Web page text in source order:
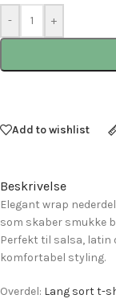
- +
Add to wishlist
Beskrivelse
Elegant wrap
som skaber smukke
Perfekt til salsa, latin
komfortabel styling.
Overdel: Lang sort t-